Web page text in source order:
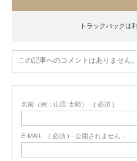
トラックバックは
この記事へのコメントはありません。
名前（例：山田 太郎） ( 必須 )
E-MAIL ( 必須 ) - 公開されません -